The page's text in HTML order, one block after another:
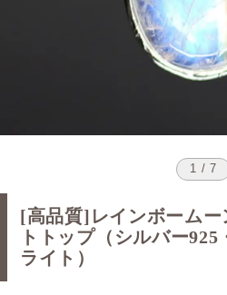
1 / 7
[高品質]レインボーム
トトップ（シルバー
ライト）